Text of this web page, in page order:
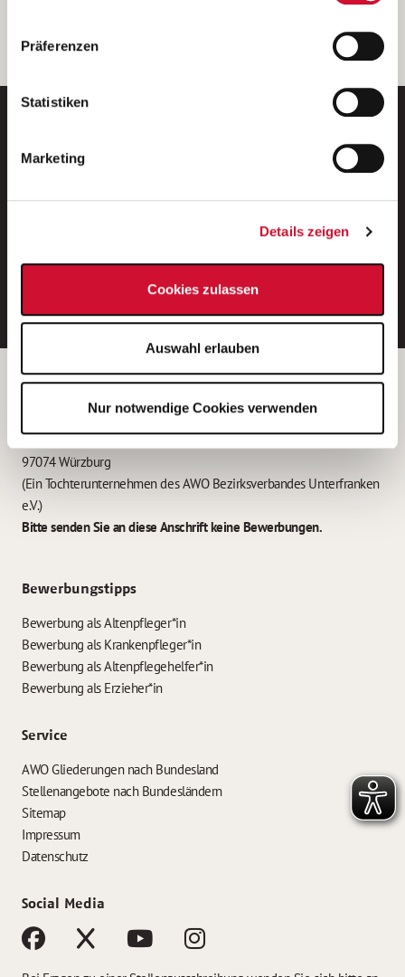
Sie der Speicherung sämtlicher Cookies zu. Sie können
Ihre Einwilligung selbstverständlich jederzeit widerrufen,
indem Sie die Cookie-Einstellungen aufrufen und diese
unserer
Präferenzen
Statistiken
Marketing
Details zeigen
Cookies zulassen
Auswahl erlauben
Nur notwendige Cookies verwenden
E-Mail-Adresse eintragen
Betreiber der Webseite
Garitz Bewirtschaftungsbetriebe GmbH
Kantstraße 45a
97074 Würzburg
(Ein Tochterunternehmen des AWO Bezirksverbandes Unterfranken
e.V.)
Bitte senden Sie an diese Anschrift keine Bewerbungen.
Bewerbungstipps
Bewerbung als Altenpfleger*in
Bewerbung als Krankenpfleger*in
Bewerbung als Altenpflegehelfer*in
Bewerbung als Erzieher*in
Service
AWO Gliederungen nach Bundesland
Stellenangebote nach Bundesländern
Sitemap
Impressum
Datenschutz
Social Media